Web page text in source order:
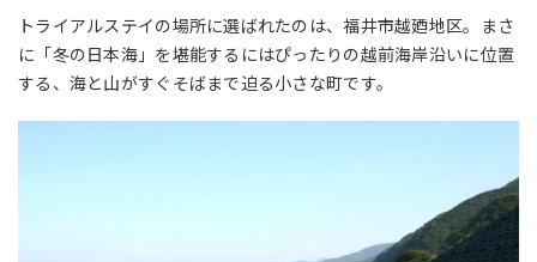
トライアルステイの場所に選ばれたのは、福井市越廼地区。まさ
に「冬の日本海」を堪能するにはぴったりの越前海岸沿いに位置
する、海と山がすぐそばまで迫る小さな町です。